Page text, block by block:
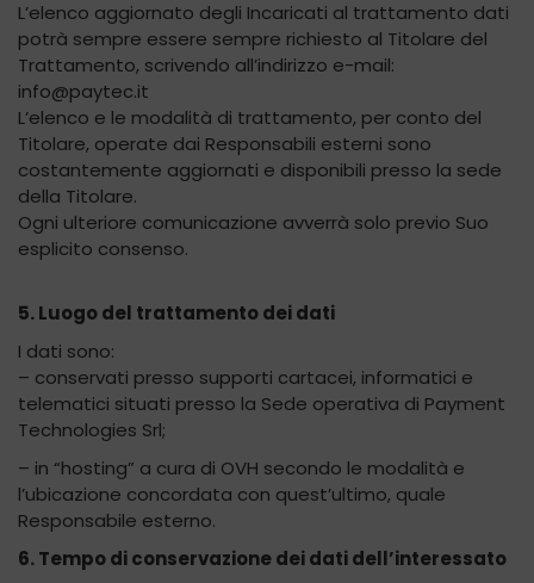
L’elenco aggiornato degli Incaricati al trattamento dati
potrà sempre essere sempre richiesto al Titolare del
Trattamento, scrivendo all’indirizzo e-mail:
info@paytec.it
L’elenco e le modalità di trattamento, per conto del
Titolare, operate dai Responsabili esterni sono
costantemente aggiornati e disponibili presso la sede
della Titolare.
Ogni ulteriore comunicazione avverrà solo previo Suo
esplicito consenso.
5. Luogo del trattamento dei dati
I dati sono:
– conservati presso supporti cartacei, informatici e
telematici situati presso la Sede operativa di Payment
Technologies Srl;
– in “hosting” a cura di OVH secondo le modalità e
l’ubicazione concordata con quest’ultimo, quale
Responsabile esterno.
6. Tempo di conservazione dei dati dell’interessato